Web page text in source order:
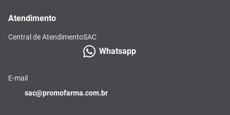
Atendimento
Central de AtendimentoSAC
Whatsapp
E-mail
sac@promofarma.com.br